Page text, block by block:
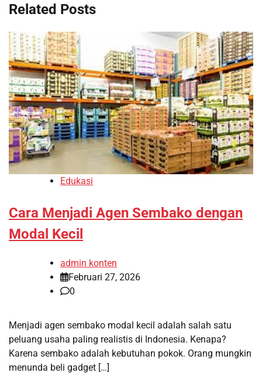
Related Posts
Edukasi
Cara Menjadi Agen Sembako dengan
Modal Kecil
admin konten
Februari 27, 2026
0
Menjadi agen sembako modal kecil adalah salah satu
peluang usaha paling realistis di Indonesia. Kenapa?
Karena sembako adalah kebutuhan pokok. Orang mungkin
menunda beli gadget […]